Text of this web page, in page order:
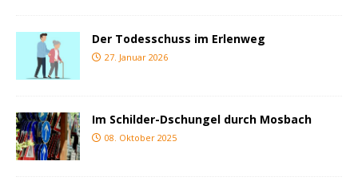
Der Todesschuss im Erlenweg
27. Januar 2026
Im Schilder-Dschungel durch Mosbach
08. Oktober 2025